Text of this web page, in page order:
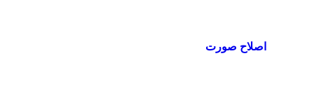
اصلاح صورت